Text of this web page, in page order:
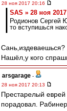
28 ноя 2017 20:16
SAS » 28 ноя
Родионов Сергей
то вступишься
Сань,издеваешься?
Нашёл,у кого
arsgarage -
28 ноя 2017 20:13
Престарелый еврей
порадовал.